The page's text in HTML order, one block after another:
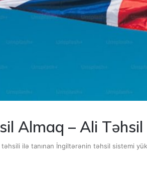
Almaq – Ali
ilə tanınan İngiltərənin təhsil sistemi